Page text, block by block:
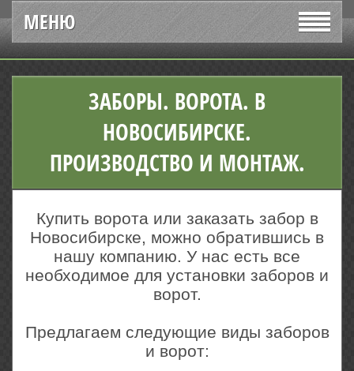
МЕНЮ
ЗАБОРЫ. ВОРОТА. В
НОВОСИБИРСКЕ.
ПРОИЗВОДСТВО И МОНТАЖ.
Купить ворота или заказать забор в
Новосибирске, можно обратившись в
нашу компанию. У нас есть все
необходимое для установки заборов и
ворот.
Предлагаем следующие виды заборов
и ворот: